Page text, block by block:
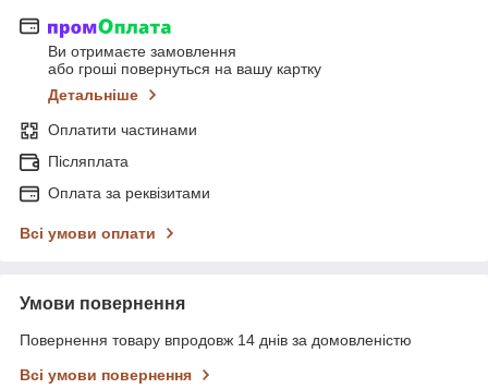
Ви отримаєте замовлення
або гроші повернуться на вашу картку
Детальніше
Оплатити частинами
Післяплата
Оплата за реквізитами
Всі умови оплати
Умови повернення
Повернення товару впродовж 14 днів за домовленістю
Всі умови повернення